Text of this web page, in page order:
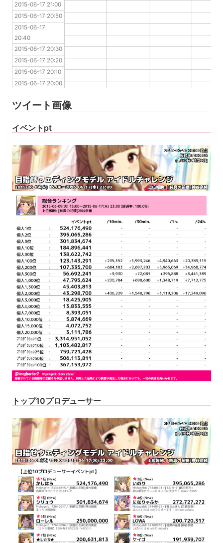
2015-06-17 20:50
2015-06-17 20:40
2015-06-17 20:30
2015-06-17 20:20
2015-06-17 20:10
2015-06-17 20:00
2015-06-17 19:50
2015-06-17 19:40
2015-06-17 21:00
2015-06-17 20:50
2015-06-17
20:40
2015-06-17 20:30
2015-06-17 20:20
2015-06-17 20:10
2015-06-17 20:00
2015-06-17 19:40
ツイート画像
イベントpt
トップ10プロデューサー